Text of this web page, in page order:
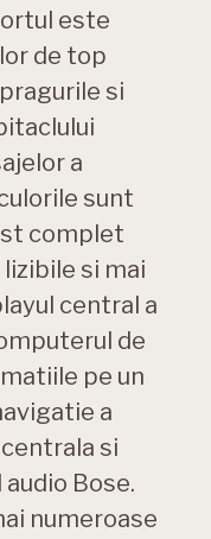
este
de top
si
a
sunt
complet
si mai
central a
de
pe un
a
si
Bose.
numeroase